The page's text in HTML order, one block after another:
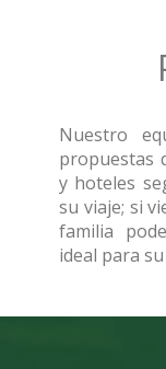
Nuestro
propuestas
y hoteles
su viaje; si
familia
ideal para